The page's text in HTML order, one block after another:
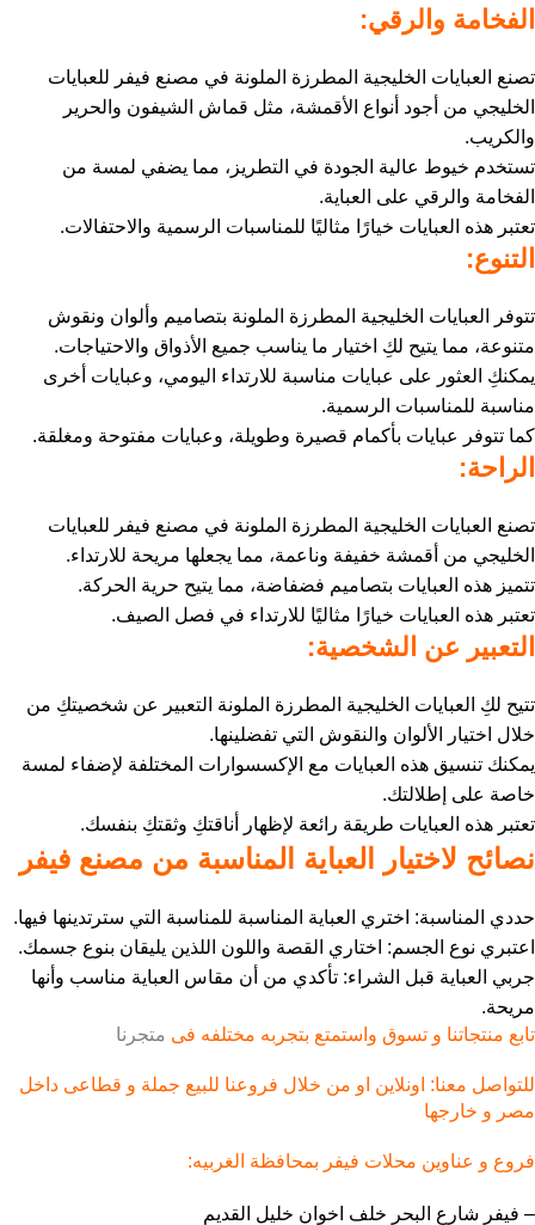
الفخامة والرقي:
تصنع العبايات الخليجية المطرزة الملونة في مصنع فيفر للعبايات
الخليجي من أجود أنواع الأقمشة، مثل قماش الشيفون والحرير
والكريب.
تستخدم خيوط عالية الجودة في التطريز، مما يضفي لمسة من
الفخامة والرقي على العباية.
تعتبر هذه العبايات خيارًا مثاليًا للمناسبات الرسمية والاحتفالات.
التنوع:
تتوفر العبايات الخليجية المطرزة الملونة بتصاميم وألوان ونقوش
متنوعة، مما يتيح لكِ اختيار ما يناسب جميع الأذواق والاحتياجات.
يمكنكِ العثور على عبايات مناسبة للارتداء اليومي، وعبايات أخرى
مناسبة للمناسبات الرسمية.
كما تتوفر عبايات بأكمام قصيرة وطويلة، وعبايات مفتوحة ومغلقة.
الراحة:
تصنع العبايات الخليجية المطرزة الملونة في مصنع فيفر للعبايات
الخليجي من أقمشة خفيفة وناعمة، مما يجعلها مريحة للارتداء.
تتميز هذه العبايات بتصاميم فضفاضة، مما يتيح حرية الحركة.
تعتبر هذه العبايات خيارًا مثاليًا للارتداء في فصل الصيف.
التعبير عن الشخصية:
تتيح لكِ العبايات الخليجية المطرزة الملونة التعبير عن شخصيتكِ من
خلال اختيار الألوان والنقوش التي تفضلينها.
يمكنك تنسيق هذه العبايات مع الإكسسوارات المختلفة لإضفاء لمسة
خاصة على إطلالتك.
تعتبر هذه العبايات طريقة رائعة لإظهار أناقتكِ وثقتكِ بنفسك.
نصائح لاختيار العباية المناسبة من مصنع فيفر
حددي المناسبة: اختري العباية المناسبة للمناسبة التي سترتدينها فيها.
اعتبري نوع الجسم: اختاري القصة واللون اللذين يليقان بنوع جسمك.
جربي العباية قبل الشراء: تأكدي من أن مقاس العباية مناسب وأنها
مريحة.
تابع منتجاتنا و تسوق واستمتع بتجربه مختلفه فى متجرنا
للتواصل معنا: اونلاين او من خلال فروعنا للبيع جملة و قطاعى داخل
مصر و خارجها
فروع و عناوين محلات فيفر بمحافظة الغربيه:
– فيفر شارع البحر خلف اخوان خليل القديم